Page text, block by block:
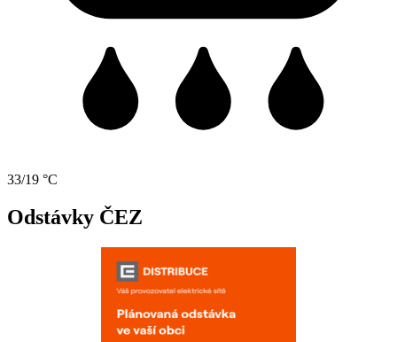
33/19 °C
Odstávky ČEZ